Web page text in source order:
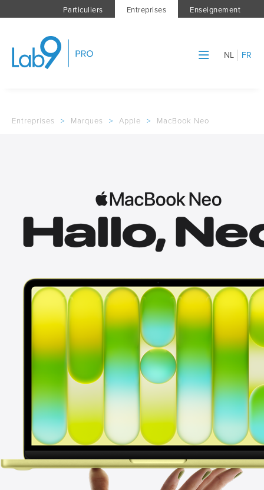
Particuliers Entreprises Enseignement
NL FR
Entreprises > Marques > Apple > MacBook Neo